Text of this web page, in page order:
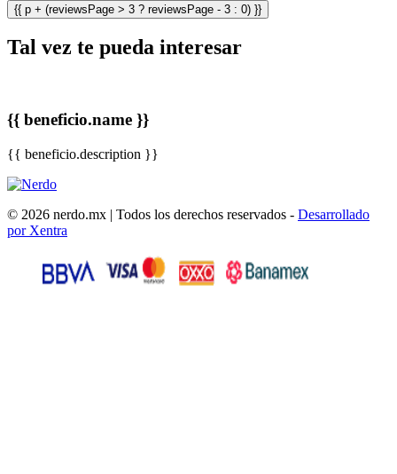
{{ p + (reviewsPage > 3 ? reviewsPage - 3 : 0) }}
Tal vez te pueda interesar
{{ beneficio.name }}
{{ beneficio.description }}
© 2026 nerdo.mx | Todos los derechos reservados - Desarrollado
por Xentra